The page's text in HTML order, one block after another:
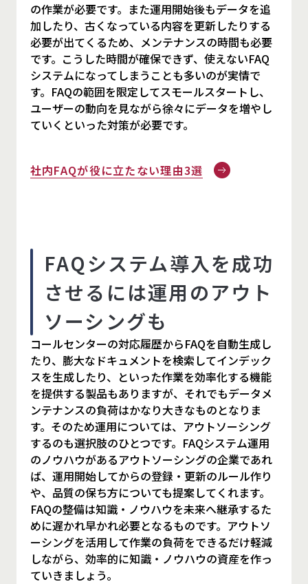
の作業が必要です。また運用開始後もデータを追
加したり、古くなっている内容を更新したりする
必要が出てくるため、メンテナンスの時間も必要
です。こうした時間が確保できず、使えないFAQ
システムになってしまうことも多いのが実情で
す。FAQの範囲を限定してスモールスタートし、
ユーザーの動向を見ながら徐々にデータを増やし
ていくといった対策が必要です。
社内FAQが役に立たない理由3選
FAQシステム導入を成功
させるには運用のアウト
ソーシングも
コールセンターの対応履歴からFAQを自動生成し
たり、膨大なドキュメントを検索してインデック
スを生成したり、といった作業を効率化する機能
を提供する製品もありますが、それでもデータメ
ンテナンスの負荷はかなり大きなものとなりま
す。そのため運用については、アウトソーシング
するのも選択肢のひとつです。FAQシステム運用
のノウハウがあるアウトソーシングの企業であれ
ば、運用開始してからの登録・更新のルール作り
や、品質の保ち方についても提案してくれます。
FAQの整備は知識・ノウハウを未来へ継承するた
めに遅かれ早かれ必要となるものです。アウトソ
ーシングを活用して作業の負荷をできるだけ軽減
しながら、効率的に知識・ノウハウの資産を作っ
ていきましょう。